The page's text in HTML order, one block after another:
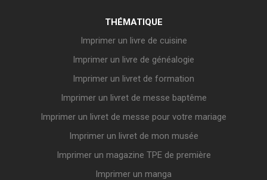
THÉMATIQUE
Imprimer un livre de cuisine
Imprimer un livre de généalogie
Imprimer un livret de formation
Imprimer un livret de messe baptême
Imprimer un livret de messe pour votre mariage
Imprimer un livret de mon musée
Imprimer un magazine TPE de première
Imprimer un manga